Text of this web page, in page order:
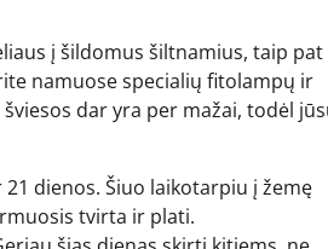
į šildomus šiltnamius, taip pat
namuose specialių fitolampų ir
dar yra per mažai, todėl
21 dienos. Šiuo laikotarpiu į žemę
tvirta ir plati.